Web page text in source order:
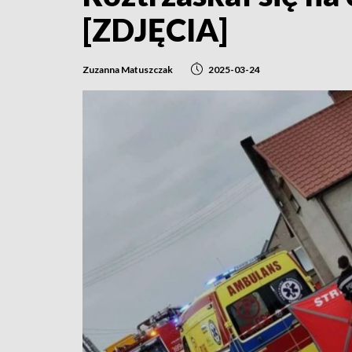
[ZDJĘCIA]
Zuzanna Matuszczak 2025-03-24